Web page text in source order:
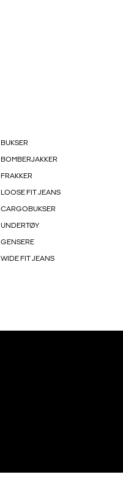
BUKSER
BOMBERJAKKER
FRAKKER
LOOSE FIT JEANS
CARGOBUKSER
UNDERTØY
GENSERE
WIDE FIT JEANS